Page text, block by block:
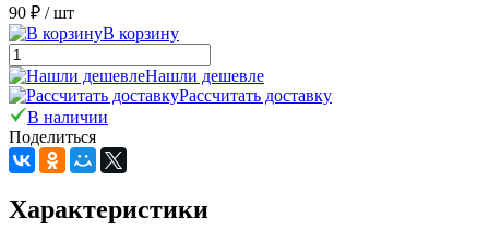
90 ₽ / шт
В корзину
Нашли дешевле
Рассчитать доставку
В наличии
Поделиться
Характеристики